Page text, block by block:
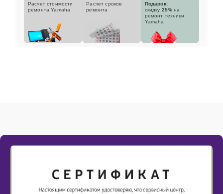
Расчет стоимости
ремонта Yamaha
Расчет сроков
ремонта
Подарок:
скидку 25% на
ремонт техники
Yamaha